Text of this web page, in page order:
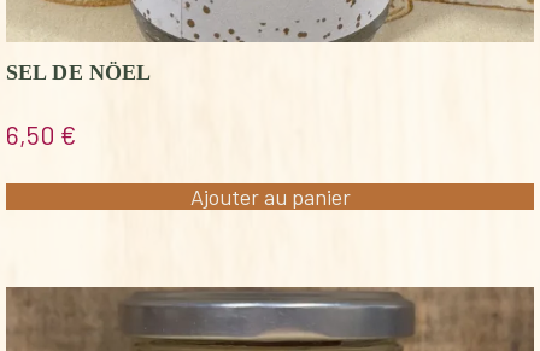
SEL DE NÖEL
6,50 €
Ajouter au panier